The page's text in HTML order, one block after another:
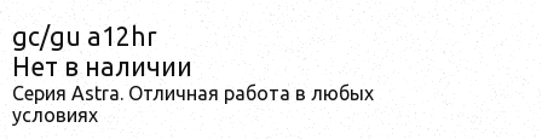
gc/gu a12hr
Нет в наличии
Серия Astra. Отличная работа в любых
условиях